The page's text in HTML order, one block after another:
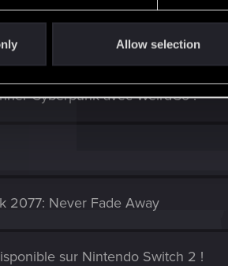
Allow selection
Cyberpunk avec WeirdCo !
2077: Never Fade Away
sur Nintendo Switch 2 !